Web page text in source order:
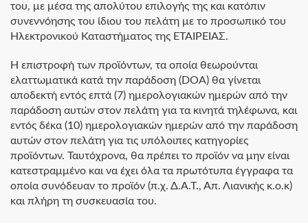
του, με μέσα της απολύτου επιλογής της και κατόπιν
συνεννόησης του ίδιου του πελάτη με το προσωπικό του
Ηλεκτρονικού Καταστήματος της ΕΤΑΙΡΕΙΑΣ.
Η επιστροφή των προϊόντων, τα οποία θεωρούνται
ελαττωματικά κατά την παράδοση (DOA) θα γίνεται
αποδεκτή εντός επτά (7) ημερολογιακών ημερών από την
παράδοση αυτών στον πελάτη για τα κινητά τηλέφωνα, και
εντός δέκα (10) ημερολογιακών ημερών από την παράδοση
αυτών στον πελάτη για τις υπόλοιπες κατηγορίες
προϊόντων. Ταυτόχρονα, θα πρέπει το προϊόν να μην είναι
κατεστραμμένο και να έχει όλα τα πρωτότυπα έγγραφα τα
οποία συνόδευαν το προϊόν (π.χ. Δ.Α.Τ., Απ. Λιανικής κ.ο.κ)
και πλήρη τη συσκευασία του.